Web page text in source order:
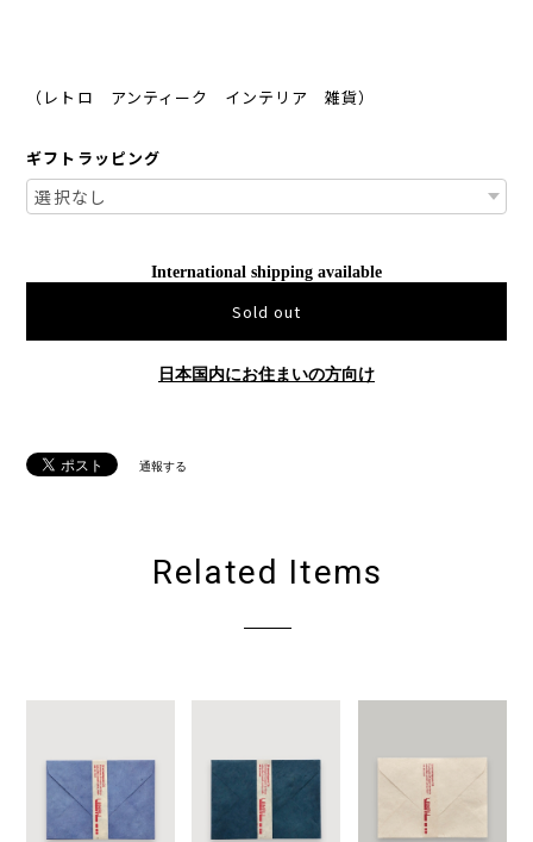
（レトロ アンティーク インテリア 雑貨）
ギフトラッピング
International shipping available
Sold out
日本国内にお住まいの方向け
通報する
Related Items